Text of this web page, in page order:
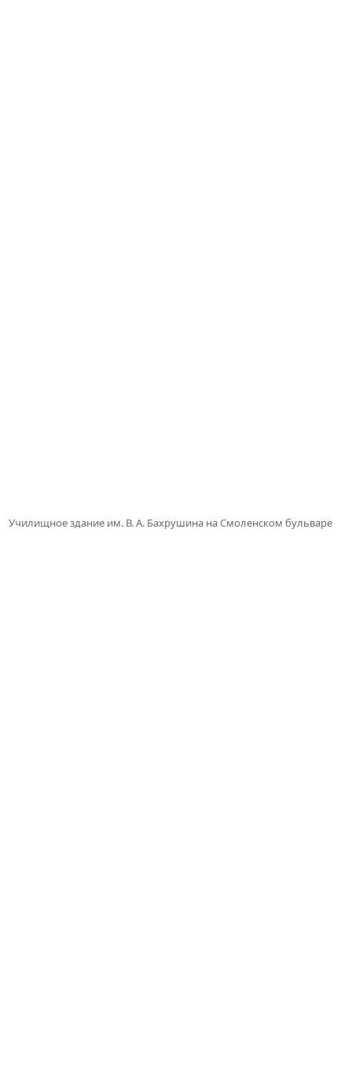
Училищное здание им. В. А. Бахрушина на Смоленском бульваре